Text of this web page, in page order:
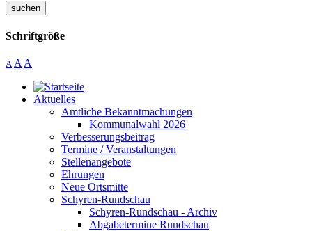
suchen
Schriftgröße
A A A
Aktuelles
Amtliche Bekanntmachungen
Kommunalwahl 2026
Verbesserungsbeitrag
Termine / Veranstaltungen
Stellenangebote
Ehrungen
Neue Ortsmitte
Schyren-Rundschau
Schyren-Rundschau - Archiv
Abgabetermine Rundschau